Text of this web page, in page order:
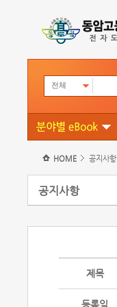
전체
HOME 공지사항
공지사항
제목
등록일